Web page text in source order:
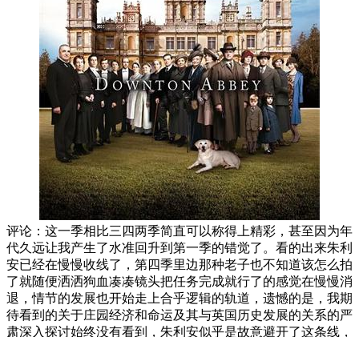
评论：这一季相比三四两季简直可以称得上精彩，甚至因为年
代久远让我产生了水准回升到第一季的错觉了。看的出来朱利
安已经在慢慢收线了，第四季里边那种老子也不知道该怎么拍
了就随便洒洒狗血凑凑镜头把任务完成就行了的感觉在慢慢消
退，情节的发展也开始走上合乎逻辑的轨道，遗憾的是，我期
待看到的关于庄园经济和命运及其与英国历史发展的关系的严
肃深入探讨始终没有看到，朱利安似乎是故意避开了这条线，